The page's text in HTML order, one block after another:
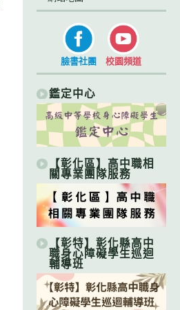
臉書社團 校園頻道
鑑定中心
【彰化區】高中職相
關專業團隊服務
【彰特】彰化縣高中
職身心障礙學生巡迴
輔導班